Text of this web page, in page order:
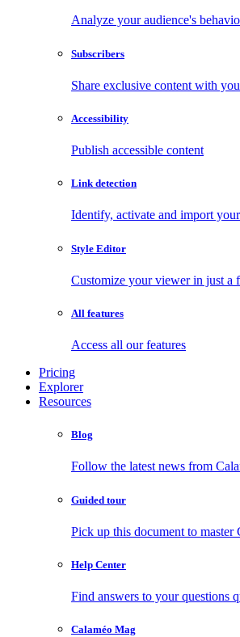
Analyze your audience's
Subscribers
Share exclusive content with
Accessibility
Publish accessible content
Link detection
Identify, activate and import
Style Editor
Customize your viewer in just a
All features
Access all our features
Pricing
Explorer
Resources
Blog
Follow the latest news from
Guided tour
Pick up this document to master
Help Center
Find answers to your questions
Calaméo Mag